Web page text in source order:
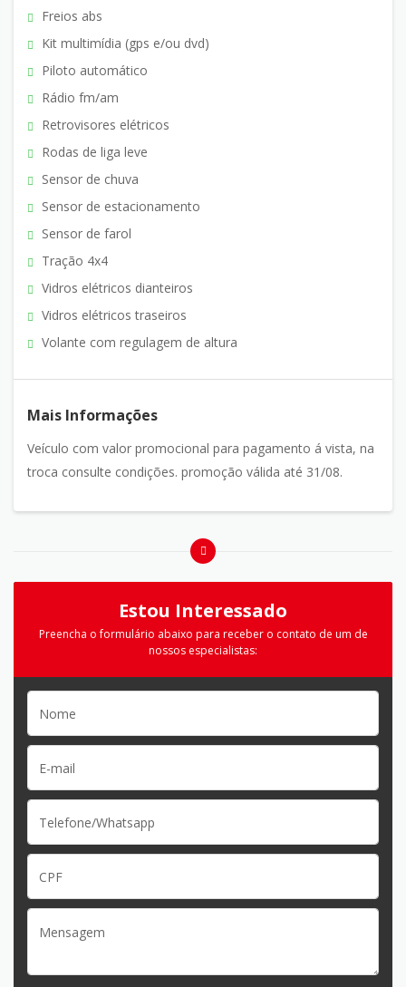
Freios abs
Kit multimídia (gps e/ou dvd)
Piloto automático
Rádio fm/am
Retrovisores elétricos
Rodas de liga leve
Sensor de chuva
Sensor de estacionamento
Sensor de farol
Tração 4x4
Vidros elétricos dianteiros
Vidros elétricos traseiros
Volante com regulagem de altura
Mais Informações
Veículo com valor promocional para pagamento á vista, na
troca consulte condições. promoção válida até 31/08.
Estou Interessado
Preencha o formulário abaixo para receber o contato de um de
nossos especialistas: